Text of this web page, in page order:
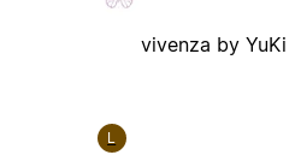
vivenza by YuKi
L